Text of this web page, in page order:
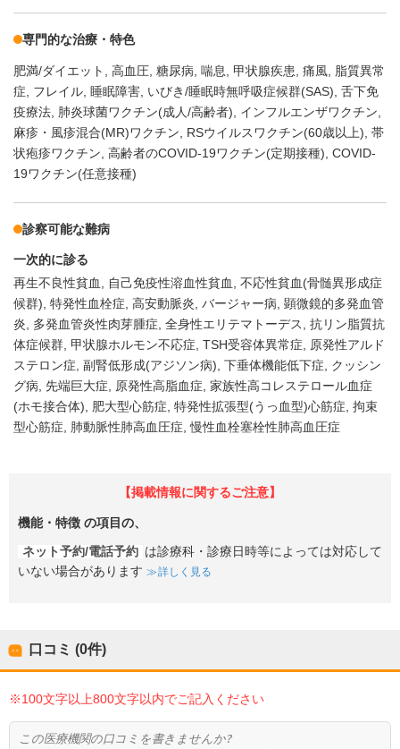
専門的な治療・特色
肥満/ダイエット 高血圧 糖尿病 喘息 甲状腺疾患 痛風 脂質異常
症
フレイル 睡眠障害 いびき/睡眠時無呼吸症候群(SAS) 舌下免
疫療法 肺炎球菌ワクチン(成人/高齢者)
インフルエンザワクチン
麻疹・風疹混合(MR)ワクチン
RSウイルスワクチン(60歳以上) 帯
状疱疹ワクチン 高齢者のCOVID-19ワクチン(定期接種) COVID-
19ワクチン(任意接種)
診察可能な難病
一次的に診る
再生不良性貧血
自己免疫性溶血性貧血
不応性貧血(骨髄異形成症
候群) 特発性血栓症 高安動脈炎 バージャー病 顕微鏡的多発血管
炎
多発血管炎性肉芽腫症 全身性エリテマトーデス
抗リン脂質抗
体症候群 甲状腺ホルモン不応症 TSH受容体異常症
原発性アルド
ステロン症 副腎低形成(アジソン病) 下垂体機能低下症
クッシン
グ病 先端巨大症 原発性高脂血症 家族性高コレステロール血症
(ホモ接合体)
肥大型心筋症 特発性拡張型(うっ血型)心筋症 拘束
型心筋症
肺動脈性肺高血圧症 慢性血栓塞栓性肺高血圧症
【掲載情報に関するご注意】
機能・特徴 の項目の、
ネット予約/電話予約 は診療科・診療日時等によっては対応して
いない場合があります
詳しく見る
口コミ (0件)
※100文字以上800文字以内でご記入ください